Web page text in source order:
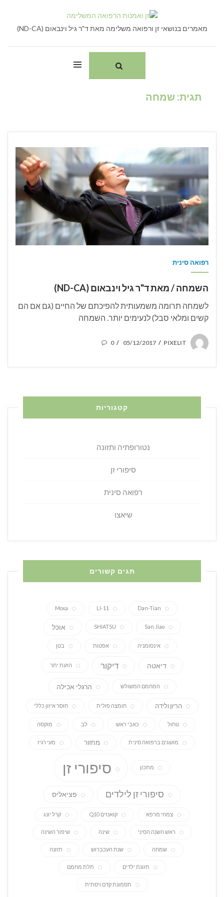
contentמאמרים בנושאי זן ורפואה משלימה מאת ד"ר גיל וינבאום (ND-CA)
תגית: שמחה
רפואה סינית
השמחה / מאת ד"ר גיל וינבאום (ND-CA)
לשמחה תרומה משמעותית להפיכתם של החיים (גם אם הם
קשים ומלאי סבל) לנעימים יותר. השמחה
PIXELIT
/
POSTED
05/12/2017
/
0
קטגוריות
נטורופתיה ותזונה
סיפורי זן
רפואה סינית
שיאצו
תגים קשורים
Dan-Tian
LI-11
Moxa
San Jiao
SHIATSU אוכל
אינסומניה אפטות בטן
דיאטה דיקור הזעת יתר
המחמם המשולש הרגלי אכילה
הריון ולידה חומצה פולית חוסר איזון כללי
טחול כאבי ראש לב מוקסה
מושגים ברפואה סינית מחזור מעי רגיז
מתכון סיפורי זן
סיפורי זן לילדים פציאליס
צמחי מרפא קואנזים Q10 קרל יונג
ראש השנה הסיני שינה שיפור השינה
שמחה שנת העכברוש תזונה
תזונת ילדים תלת מחמם
תסמונת קדם ויסתית